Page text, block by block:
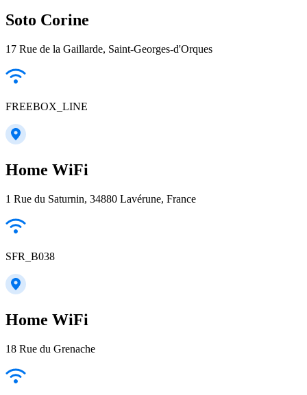
Soto Corine
17 Rue de la Gaillarde, Saint-Georges-d'Orques
FREEBOX_LINE
Home WiFi
1 Rue du Saturnin, 34880 Lavérune, France
SFR_B038
Home WiFi
18 Rue du Grenache